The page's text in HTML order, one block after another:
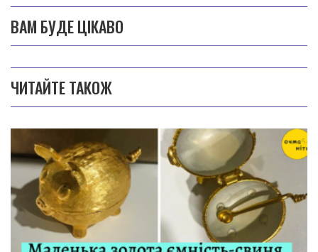
ВАМ БУДЕ ЦІКАВО
ЧИТАЙТЕ ТАКОЖ